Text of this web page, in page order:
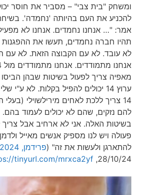
ומשחק "בית צבי" – מסביר את חוסר
להכניע את העם בהיותה 'נחמדה'.
אמר: "… אנחנו נחמדים. אנחנו לא
תהיו חברה נחמדים, תעשו את
לא עובד. לא עם הקבוצה הזאת. לא עם
מאפיה צריך לפעול בשיטות שבהן
ערוץ 14 יכולים להפיל בקלות. לא
14 צריך ללכת לאחים מירילשוילי (בעלי
להם נזקים, שהם לא יכולים לעמוד
בשיטות האלה. אני לא ארחיב אבל
פעולה ויש לנו מספיק אנשים מאייל
להתארגן ולעשות את זה" (פרידמן, 2024
28/10/24,
tinyurl.com/mrxca2yf